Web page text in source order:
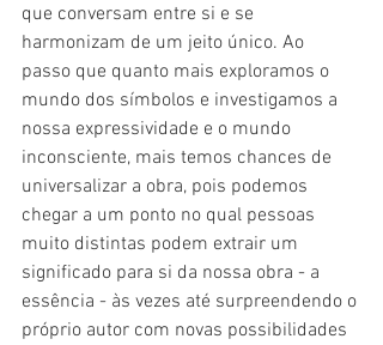
que conversam entre si e se
harmonizam de um jeito único. Ao
passo que quanto mais exploramos o
mundo dos símbolos e investigamos a
nossa expressividade e o mundo
inconsciente, mais temos chances de
universalizar a obra, pois podemos
chegar a um ponto no qual pessoas
muito distintas podem extrair um
significado para si da nossa obra - a
essência - às vezes até surpreendendo o
próprio autor com novas possibilidades